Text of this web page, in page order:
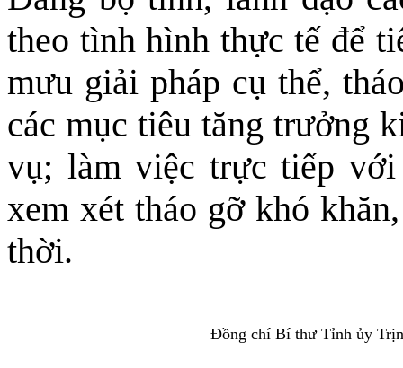
theo tình hình thực tế để
mưu giải pháp cụ thể,
các mục tiêu tăng trưởng
vụ; làm việc trực tiếp
xem xét tháo gỡ khó
thời.
Đồng chí Bí thư Tỉnh ủy